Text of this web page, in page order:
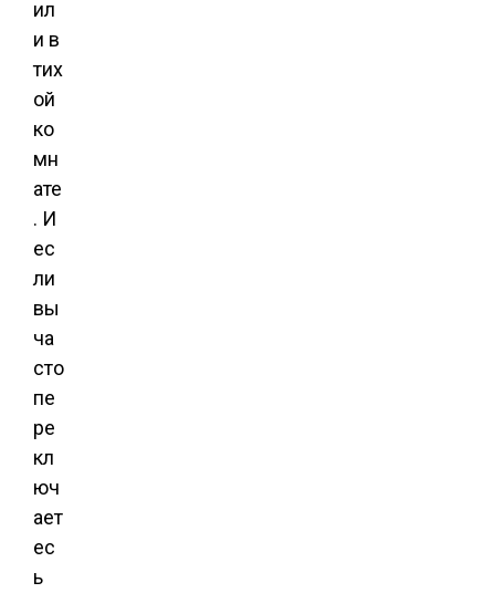
ил
и в
тих
ой
ко
мн
ате
. И
ес
ли
вы
ча
сто
пе
ре
кл
юч
ает
ес
ь